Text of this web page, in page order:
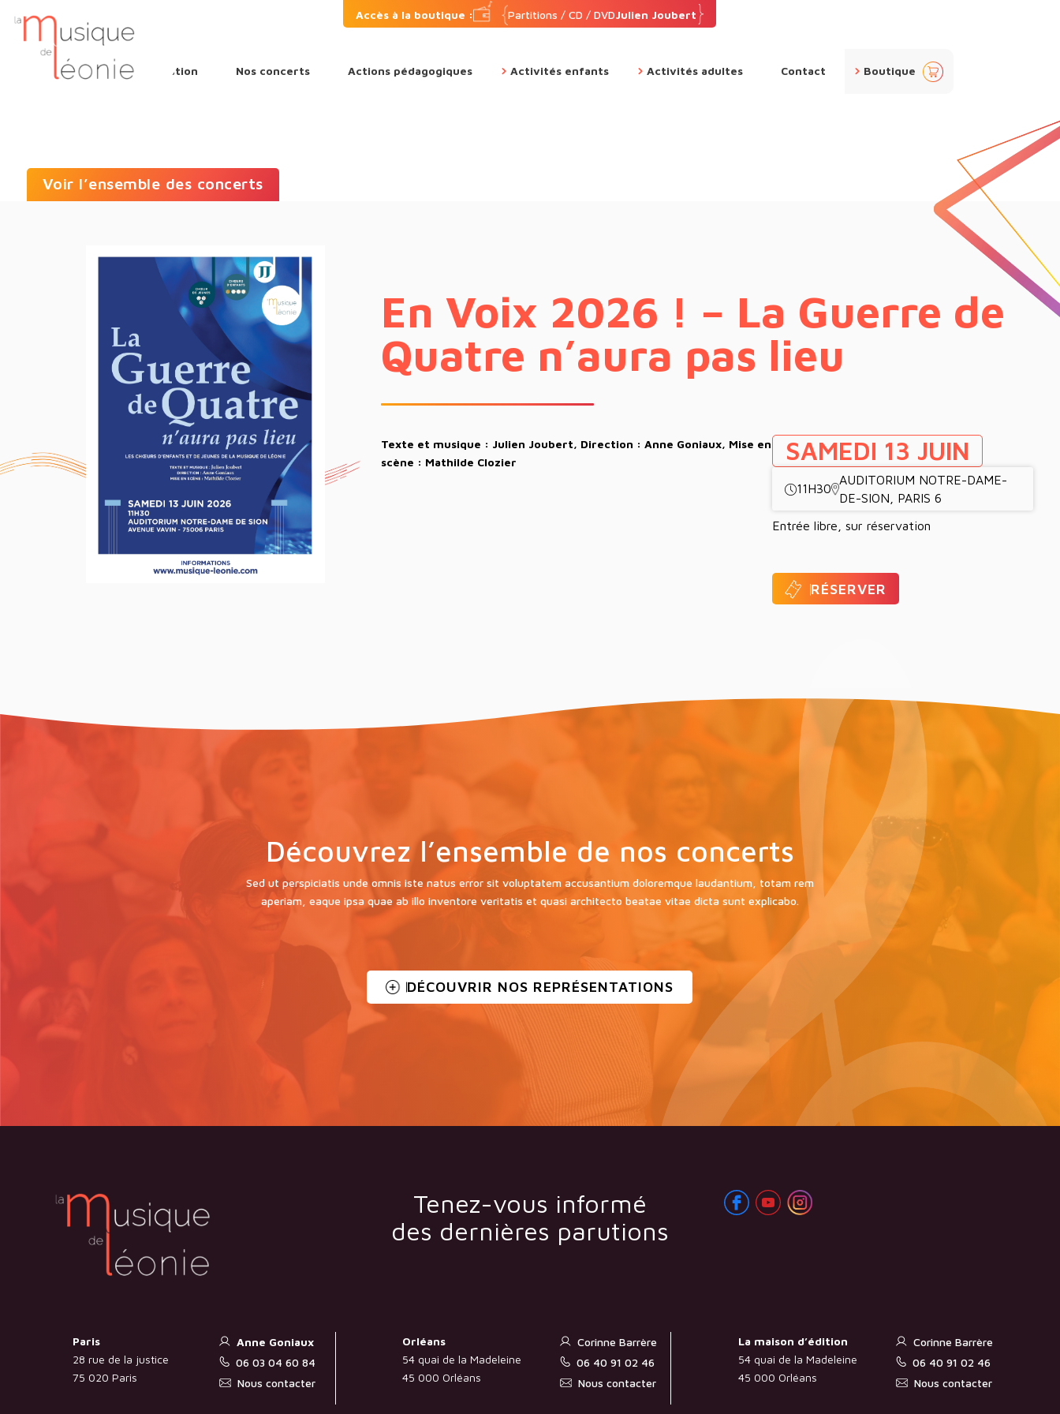
Accès à la boutique : Partitions / CD / DVDJulien Joubert
L’association Nos concerts Actions pédagogiques Activités enfants Activités adultes Contact Boutique pan
ier
Voir l’ensemble des concerts
En Voix 2026 ! – La Guerre de
Quatre n’aura pas lieu
Texte et musique : Julien Joubert, Direction : Anne Goniaux, Mise en
scène : Mathilde Clozier
SAMEDI 13 JUIN
11H30
AUDITORIUM NOTRE-DAME-
DE-SION, PARIS 6
Entrée libre, sur réservation
RÉSERVER
Découvrez l’ensemble de nos concerts
Sed ut perspiciatis unde omnis iste natus error sit voluptatem accusantium doloremque laudantium, totam rem
aperiam, eaque ipsa quae ab illo inventore veritatis et quasi architecto beatae vitae dicta sunt explicabo.
DÉCOUVRIR NOS REPRÉSENTATIONS
Tenez-vous informé
des dernières parutions
Paris
28 rue de la justice
75 020 Paris
Anne Goniaux
06 03 04 60 84
Nous contacter
Orléans
54 quai de la Madeleine
45 000 Orléans
Corinne Barrère
06 40 91 02 46
Nous contacter
La maison d’édition
54 quai de la Madeleine
45 000 Orléans
Corinne Barrère
06 40 91 02 46
Nous contacter